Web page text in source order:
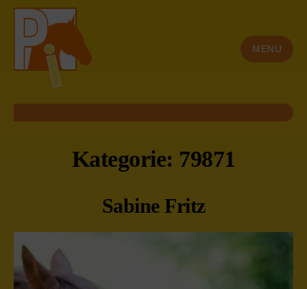
content
MENU
Kategorie: 79871
Sabine Fritz